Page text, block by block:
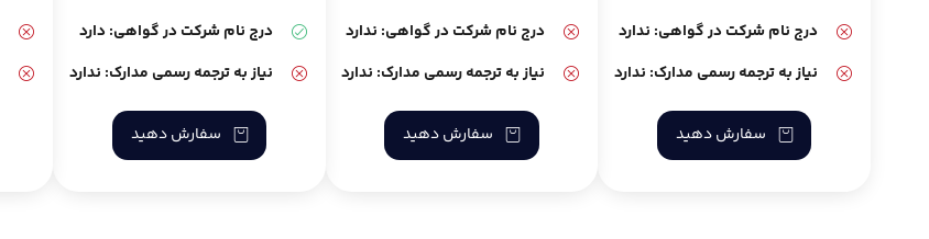
درج نام شرکت در گواهی: ندارد
نیاز به ترجمه رسمی مدارک: ندارد
سفارش دهید
درج نام شرکت در گواهی: ندارد
نیاز به ترجمه رسمی مدارک: ندارد
سفارش دهید
درج نام شرکت در گواهی: دارد
نیاز به ترجمه رسمی مدارک: ندارد
سفارش دهید